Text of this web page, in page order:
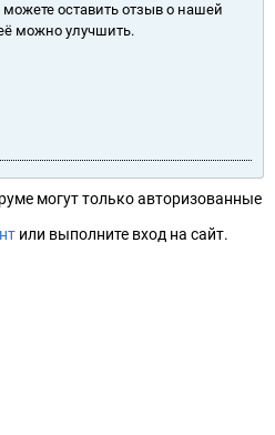
можете оставить отзыв о нашей
можно улучшить.
могут только авторизованные
или выполните вход на сайт.